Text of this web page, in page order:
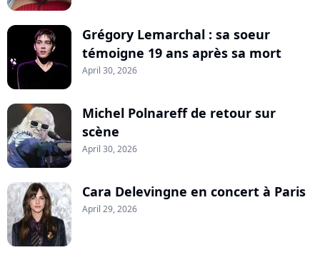
Grégory Lemarchal : sa soeur
témoigne 19 ans après sa mort
April 30, 2026
Michel Polnareff de retour sur
scène
April 30, 2026
Cara Delevingne en concert à Paris
April 29, 2026